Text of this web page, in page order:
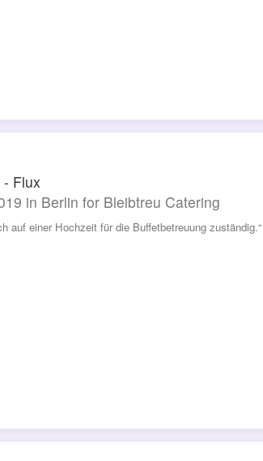
Flux
in Berlin for Bleibtreu Catering
auf einer Hochzeit für die Buffetbetreuung zuständig.“